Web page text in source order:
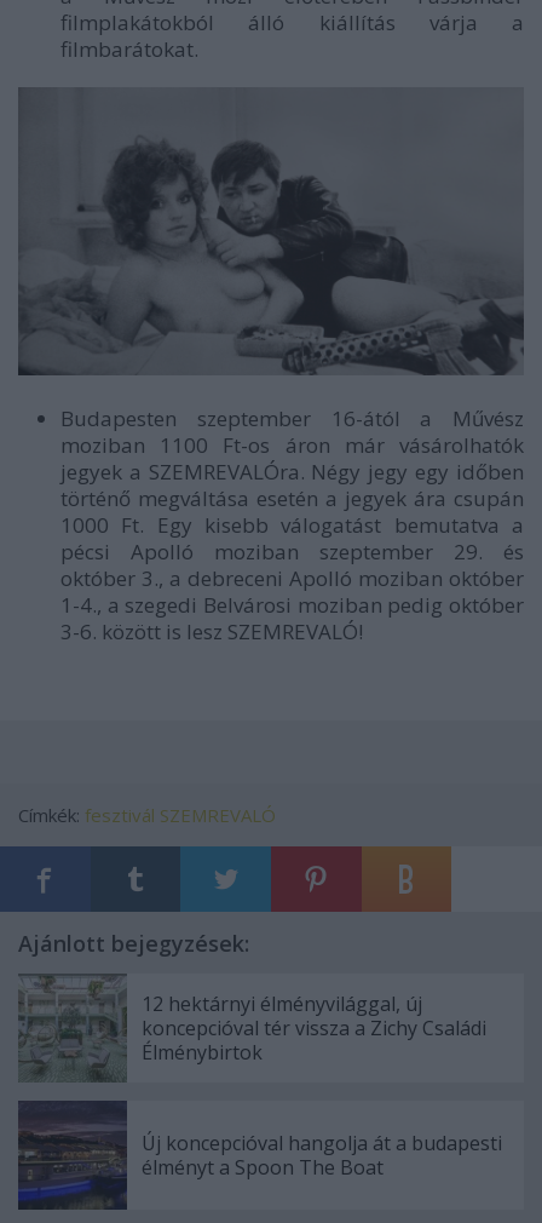
filmplakátokból álló kiállítás várja a
filmbarátokat.
Budapesten szeptember 16-ától a Művész
moziban 1100 Ft-os áron már vásárolhatók
jegyek a SZEMREVALÓra. Négy jegy egy időben
történő megváltása esetén a jegyek ára csupán
1000 Ft. Egy kisebb válogatást bemutatva a
pécsi Apolló moziban szeptember 29. és
október 3., a debreceni Apolló moziban október
1-4., a szegedi Belvárosi moziban pedig október
3-6. között is lesz SZEMREVALÓ!
Címkék: fesztivál SZEMREVALÓ
Ajánlott bejegyzések:
12 hektárnyi élményvilággal, új
koncepcióval tér vissza a Zichy Családi
Élménybirtok
Új koncepcióval hangolja át a budapesti
élményt a Spoon The Boat